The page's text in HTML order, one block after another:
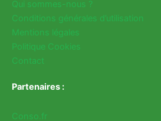
Qui sommes-nous ?
Conditions générales d’utilisation
Mentions légales
Politique Cookies
Contact
Partenaires :
Conso.fr